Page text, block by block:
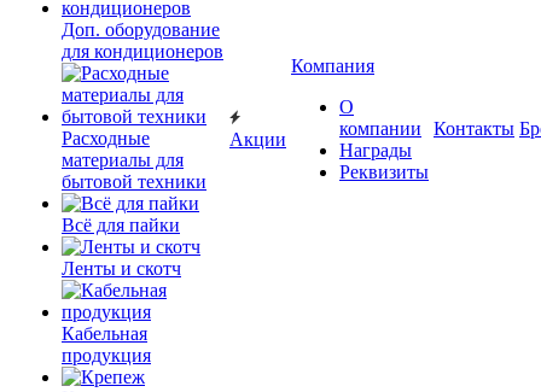
Доп. оборудование
для кондиционеров
Расходные
материалы для
бытовой техники
Всё для пайки
Ленты и скотч
Кабельная
продукция
Акции
Компания
О
компании
Награды
Реквизиты
Контакты